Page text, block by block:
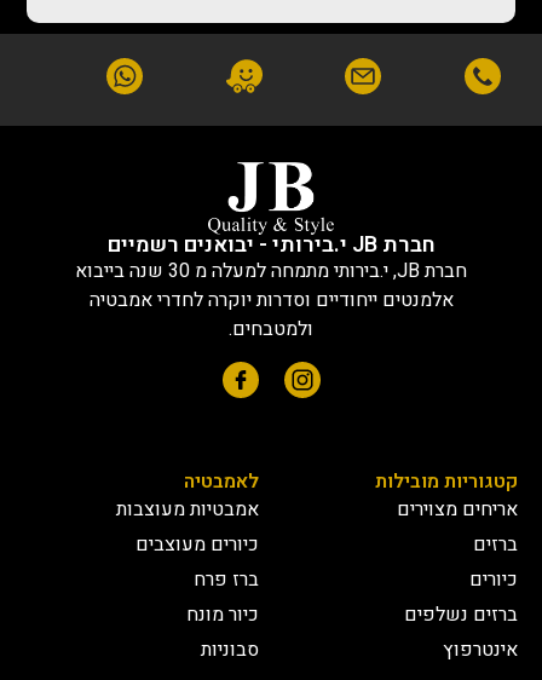
חברת JB י.בירותי - יבואנים רשמיים
חברת JB, י.בירותי מתמחה למעלה מ 30 שנה בייבוא
אלמנטים ייחודיים וסדרות יוקרה לחדרי אמבטיה
ולמטבחים.
קטגוריות מובילות
אריחים מצוירים
ברזים
כיורים
ברזים נשלפים
אינטרפוץ
לאמבטיה
אמבטיות מעוצבות
כיורים מעוצבים
ברז פרח
כיור מונח
סבוניות